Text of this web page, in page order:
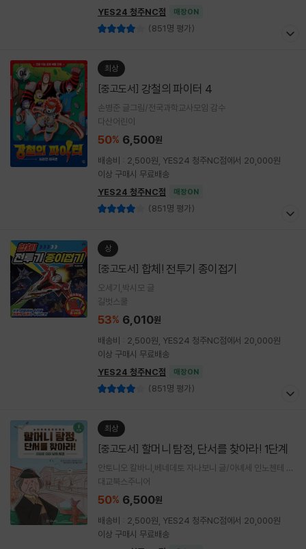
YES24 청주NC점
매장ON
(851명 평가)
최상
[중고도서] 강철의 파이터 4
손병준 글그림/전국과학교사모임 감수
다산어린이
50% 6,500원
배송비 : 2,500원, YES24 청주NC점에서 20,000원
이상 구매시 무료배송
YES24 청주NC점
매장ON
(851명 평가)
상
[중고도서] 합체! 전투기 종이접기
오세기,박시모 글
길벗스쿨
53% 6,010원
배송비 : 2,500원, YES24 청주NC점에서 20,000원
이상 구매시 무료배송
YES24 청주NC점
매장ON
(851명 평가)
최상
[중고도서] 할머니 탐정, 단서를 찾아라! 1단계
안토니오 칼바니,베네데토 자나보니 글/아녜세 인노첸테 그
림/이현경 역
대교북스주니어
50% 6,500원
배송비 : 2,500원, YES24 청주NC점에서 20,000원
이상 구매시 무료배송